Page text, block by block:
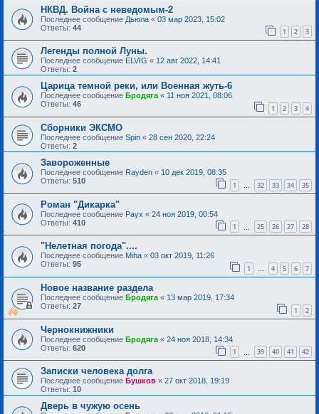
НКВД. Война с неведомым-2
Последнее сообщение Дьюла « 03 мар 2023, 15:02
Ответы: 44 1 2 3
Легенды полной Луны.
Последнее сообщение ELVIG « 12 авг 2022, 14:41
Ответы: 2
Царица темной реки, или Военная жуть-6
Последнее сообщение Бродяга « 11 ноя 2021, 08:06
Ответы: 46 1 2 3 4
Сборники ЭКСМО
Последнее сообщение Spin « 28 сен 2020, 22:24
Ответы: 2
Завороженные
Последнее сообщение Rayden « 10 дек 2019, 08:35
Ответы: 510 1 … 32 33 34 35
Роман "Дикарка"
Последнее сообщение Раух « 24 ноя 2019, 00:54
Ответы: 410 1 25 26 27 28
"Нелетная погода"....
Последнее сообщение Miha « 03 окт 2019, 11:26
Ответы: 95 1 … 4 5 6 7
Новое название раздела
Последнее сообщение Бродяга « 13 мар 2019, 17:34
Ответы: 27 1 2
Чернокнижники
Последнее сообщение Бродяга « 24 ноя 2018, 14:34
Ответы: 620 1 39 40 41 42
Записки человека долга
Последнее сообщение Бушков « 27 окт 2018, 19:19
Ответы: 10
Дверь в чужую осень